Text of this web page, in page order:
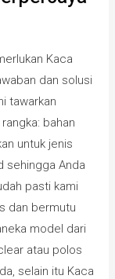
Kaca
dan solusi
tawarkan
bahan
untuk jenis
sehingga Anda
pasti kami
dan bermutu
model dari
atau polos
selain itu Kaca